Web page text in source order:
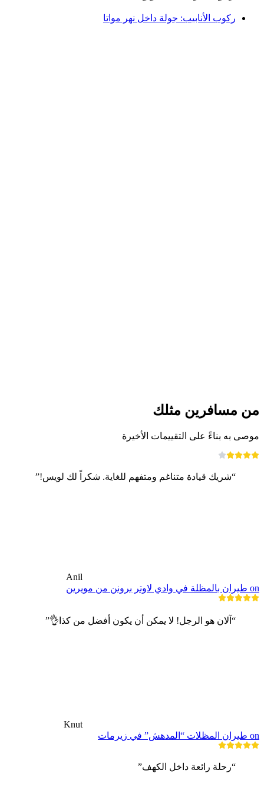
ركوب الأنابيب: جولة داخل نهر مواتا
من مسافرين مثلك
موصى به بناءً على التقييمات الأخيرة
“شريك قيادة متناغم ومتفهم للغاية. شكراً لك لويس!”
Anil
on طيران بالمظلة في وادي لاوتر برونن من مويرين
“آلان هو الرجل! لا يمكن أن يكون أفضل من كذا👌”
Knut
on طيران المظلات “المدهش” في زيرمات
“رحلة رائعة داخل الكهف”